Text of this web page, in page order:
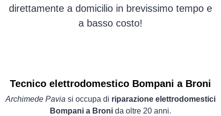
direttamente a domicilio in brevissimo tempo e
a basso costo!
Tecnico elettrodomestico Bompani a Broni
Archimede Pavia si occupa di riparazione elettrodomestici
Bompani a Broni da oltre 20 anni.